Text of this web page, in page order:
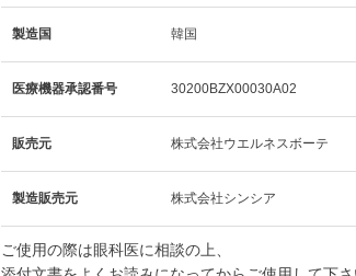
製造国 韓国
医療機器承認番号 30200BZX00030A02
販売元 株式会社ウエルネスボーテ
製造販売元 株式会社シンシア
ご使用の際は眼科医に相談の上、